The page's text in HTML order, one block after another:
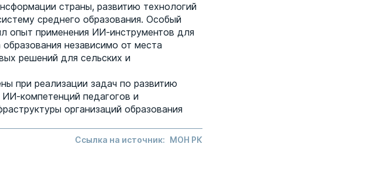
страны, развитию технологий
среднего образования. Особый
опыт применения ИИ-инструментов для
независимо от места
решений для сельских и
при реализации задач по развитию
компетенций педагогов и
организаций образования
Ссылка на источник: МОН РК